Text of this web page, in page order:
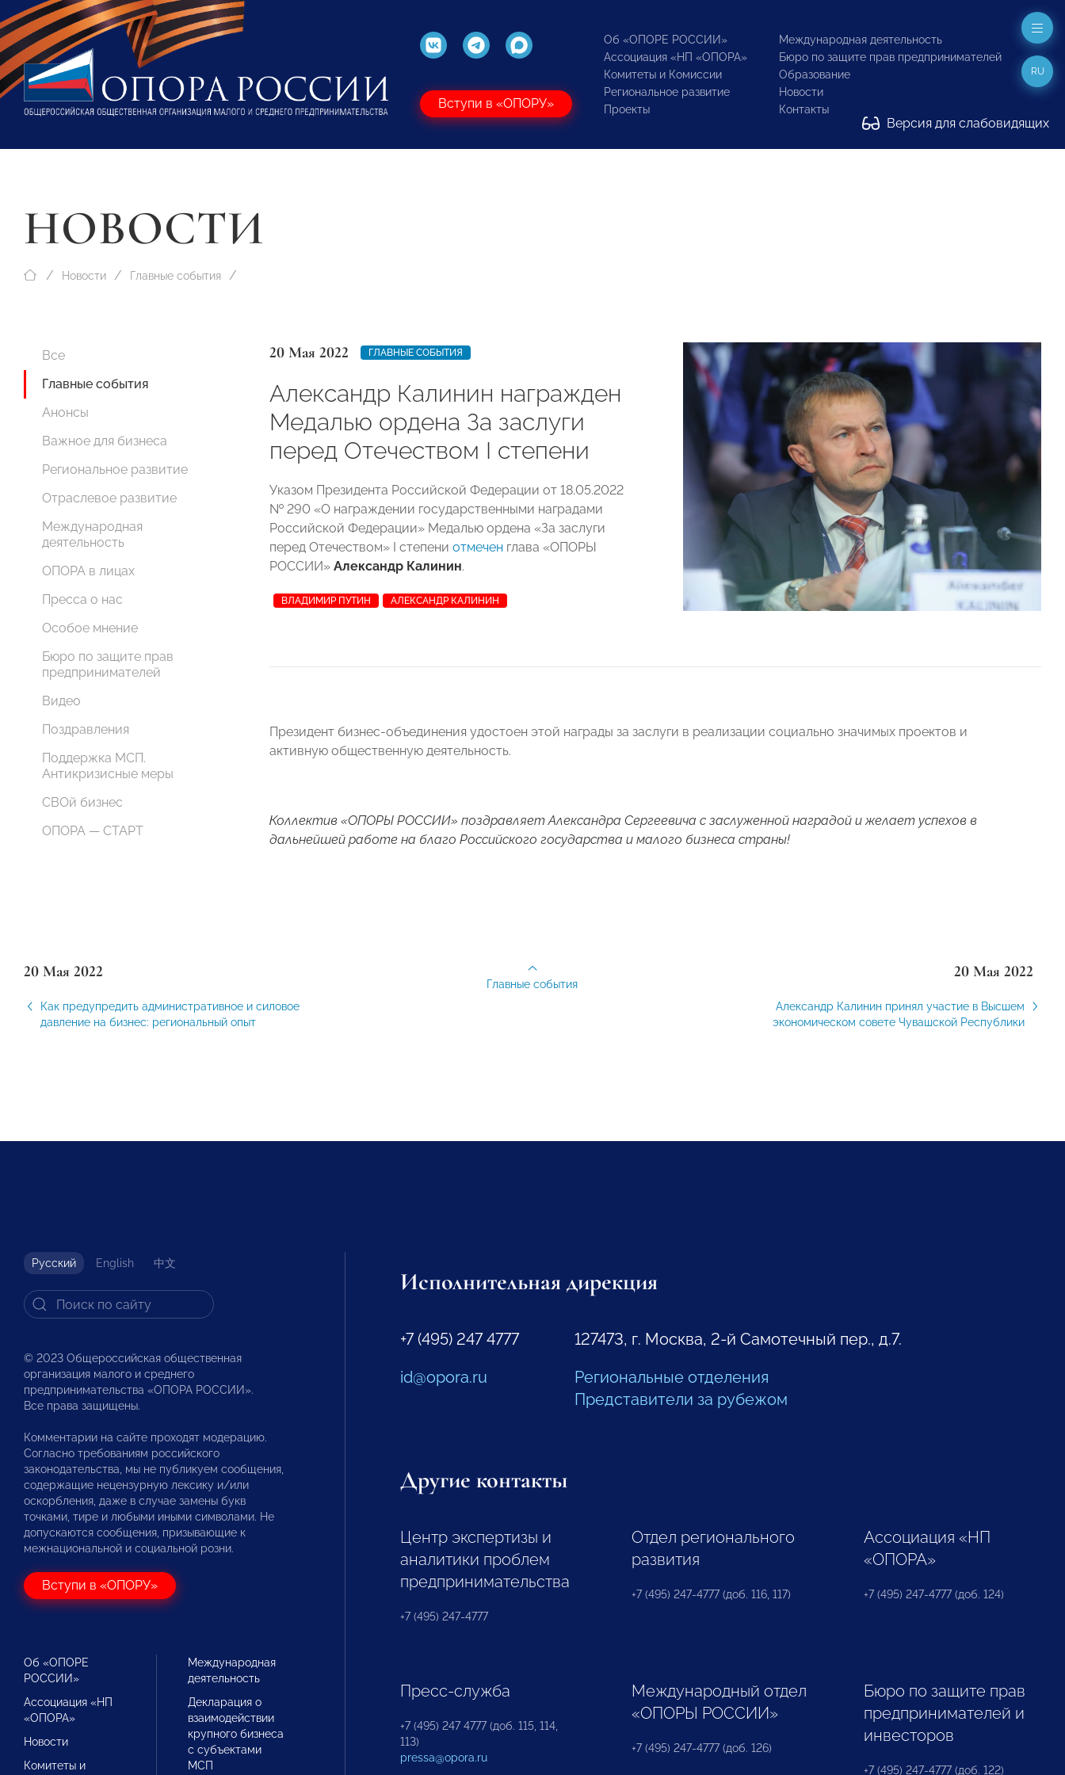
Вступи в «ОПОРУ»
Об «ОПОРЕ РОССИИ»
Ассоциация «НП «ОПОРА»
Комитеты и Комиссии
Региональное развитие
Проекты
Международная деятельность
Бюро по защите прав предпринимателей
Образование
Новости
Контакты
Версия для слабовидящих
RU
НОВОСТИ
Новости Главные события
Все
Главные события
Анонсы
Важное для бизнеса
Региональное развитие
Отраслевое развитие
Международная
деятельность
ОПОРА в лицах
Пресса о нас
Особое мнение
Бюро по защите прав
предпринимателей
Видео
Поздравления
Поддержка МСП.
Антикризисные меры
СВОй бизнес
ОПОРА — СТАРТ
20 Мая 2022 ГЛАВНЫЕ СОБЫТИЯ
Александр Калинин награжден
Медалью ордена За заслуги
перед Отечеством I степени
Указом Президента Российской Федерации от 18.05.2022
№ 290 «О награждении государственными наградами
Российской Федерации» Медалью ордена «За заслуги
перед Отечеством» I степени отмечен глава «ОПОРЫ
РОССИИ» Александр Калинин.
ВЛАДИМИР ПУТИН АЛЕКСАНДР КАЛИНИН
Президент бизнес-объединения удостоен этой награды за заслуги в реализации социально значимых проектов и
активную общественную деятельность.
Коллектив «ОПОРЫ РОССИИ» поздравляет Александра Сергеевича с заслуженной наградой и желает успехов в
дальнейшей работе на благо Российского государства и малого бизнеса страны!
20 Мая 2022
Как предупредить административное и силовое
давление на бизнес: региональный опыт
20 Мая 2022
Александр Калинин принял участие в Высшем
экономическом совете Чувашской Республики
Главные события
Русский English 中文
© 2023 Общероссийская общественная
организация малого и среднего
предпринимательства «ОПОРА РОССИИ».
Все права защищены.
Комментарии на сайте проходят модерацию.
Согласно требованиям российского
законодательства, мы не публикуем сообщения,
содержащие нецензурную лексику и/или
оскорбления, даже в случае замены букв
точками, тире и любыми иными символами. Не
допускаются сообщения, призывающие к
межнациональной и социальной розни.
Вступи в «ОПОРУ»
Об «ОПОРЕ
РОССИИ»
Ассоциация «НП
«ОПОРА»
Новости
Комитеты и
Международная
деятельность
Декларация о
взаимодействии
крупного бизнеса
с субъектами
МСП
Исполнительная дирекция
+7 (495) 247 4777
id@opora.ru
127473, г. Москва, 2-й Самотечный пер., д.7.
Региональные отделения
Представители за рубежом
Другие контакты
Центр экспертизы и
аналитики проблем
предпринимательства
+7 (495) 247-4777
Отдел регионального
развития
+7 (495) 247-4777 (доб. 116, 117)
Ассоциация «НП
«ОПОРА»
+7 (495) 247-4777 (доб. 124)
Пресс-служба
+7 (495) 247 4777 (доб. 115, 114,
113)
pressa@opora.ru
Международный отдел
«ОПОРЫ РОССИИ»
+7 (495) 247-4777 (доб. 126)
Бюро по защите прав
предпринимателей и
инвесторов
+7 (495) 247-4777 (доб. 122)